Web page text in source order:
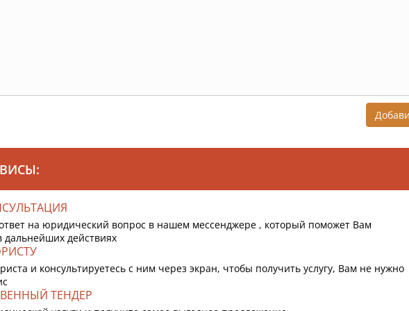
на юридический вопрос в нашем мессенджере , который поможет Вам
дальнейших действиях
и консультируетесь с ним через экран, чтобы получить услугу, Вам не нужно
ТЕНДЕР